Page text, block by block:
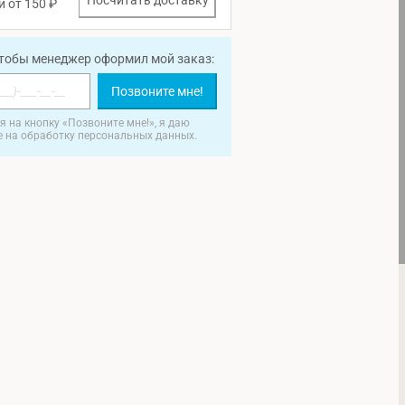
от 150 ₽
менеджер оформил мой заказ:
Позвоните мне!
на кнопку «Позвоните мне!», я даю
на обработку персональных данных.